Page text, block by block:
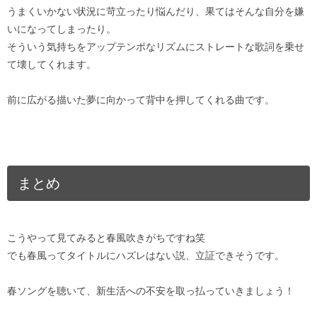
うまくいかない状況に苛立ったり悩んだり、果てはそんな自分を嫌
いになってしまったり。
そういう気持ちをアップテンポなリズムにストレートな歌詞を乗せ
て壊してくれます。
前に広がる描いた夢に向かって背中を押してくれる曲です。
まとめ
こうやって見てみると春風吹きがちですね笑
でも春風ってタイトルにハズレはない説、立証できそうです。
春ソングを聴いて、新生活への不安を取っ払っていきましょう！